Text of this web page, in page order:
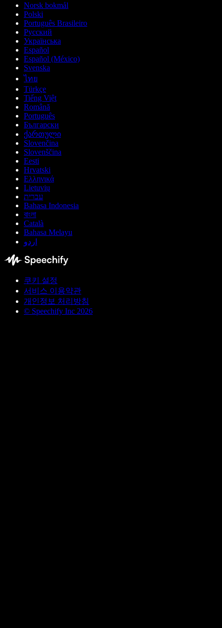
Norsk bokmål
Polski
Português Brasileiro
Русский
Українська
Español
Español (México)
Svenska
ไทย
Türkçe
Tiếng Việt
Română
Português
Български
ქართული
Slovenčina
Slovenščina
Eesti
Hrvatski
Ελληνικά
Lietuvių
עברית
Bahasa Indonesia
বাংলা
Català
Bahasa Melayu
اردو
쿠키 설정
서비스 이용약관
개인정보 처리방침
© Speechify Inc 2026